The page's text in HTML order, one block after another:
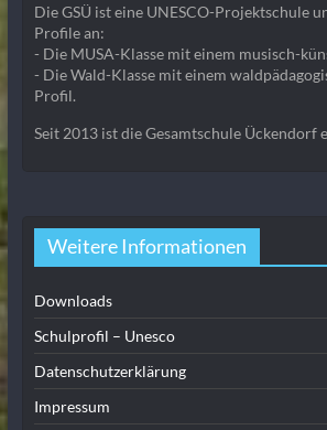
Die GSÜ ist eine UNESCO-Projektschule
Profile an:
- Die MUSA-Klasse mit einem musisch-
- Die Wald-Klasse mit einem
Profil.
Seit 2013 ist die Gesamtschule Ückendorf
Weitere Informationen
Downloads
Schulprofil – Unesco
Datenschutzerklärung
Impressum